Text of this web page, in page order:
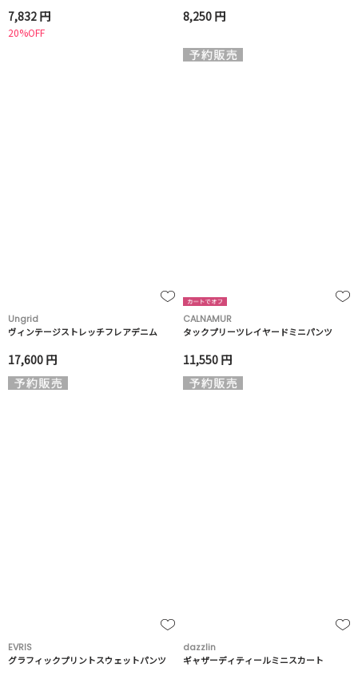
7,832 円
20%OFF
8,250 円
Ungrid
ヴィンテージストレッチフレアデニム
17,600 円
CALNAMUR
タックプリーツレイヤードミニパンツ
11,550 円
EVRIS
グラフィックプリントスウェットパンツ
dazzlin
ギャザーディティールミニスカート